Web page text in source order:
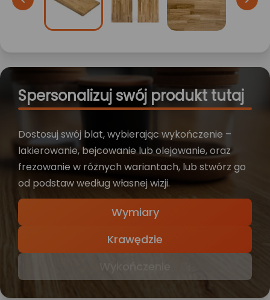
Spersonalizuj swój produkt tutaj
Dostosuj swój blat, wybierając wykończenie –
lakierowanie, bejcowanie lub olejowanie, oraz
frezowanie w różnych wariantach, lub stwórz go
od podstaw według własnej wizji.
Wymiary
Krawędzie